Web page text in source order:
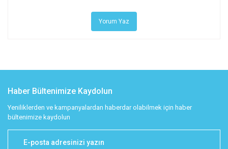
Yorum Yaz
Haber Bültenimize Kaydolun
Yeniliklerden ve kampanyalardan haberdar olabilmek için haber
bültenimize kaydolun